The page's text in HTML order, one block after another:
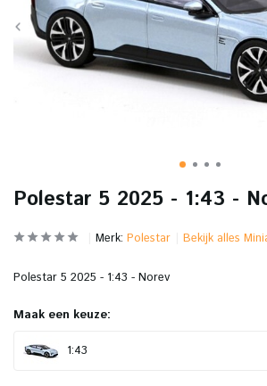
Polestar 5 2025 - 1:43 -
Merk: Polestar Bekijk alles
Polestar 5 2025 - 1:43 - Norev
Maak een keuze:
1:43